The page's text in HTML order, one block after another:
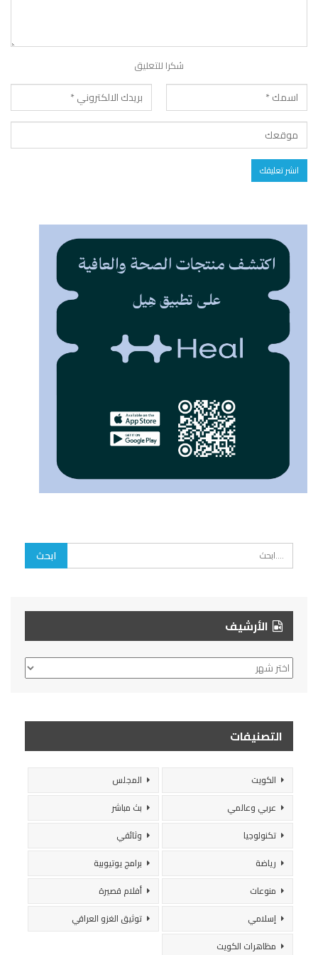
شكرا للتعليق
الأرشيف
الأرشيف
التصنيفات
الكويت
المجلس
عربي وعالمي
بث مباشر
تكنولوجيا
وثائقي
رياضة
برامج يوتيوبية
منوعات
أفلام قصيرة
إسلامي
توثيق الغزو العراقي
مظاهرات الكويت